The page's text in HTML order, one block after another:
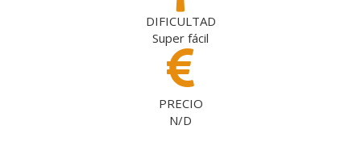
DIFICULTAD
Super fácil
PRECIO
N/D